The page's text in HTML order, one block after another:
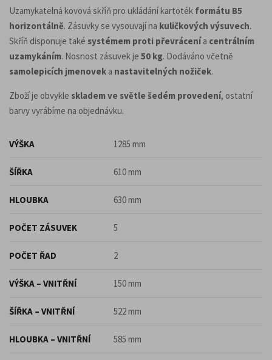
Uzamykatelná kovová skříň pro ukládání kartoték formátu B5
horizontálně. Zásuvky se vysouvají na kuličkových výsuvech.
Skříň disponuje také systémem proti převrácenía centrálním
uzamykáním. Nosnost zásuvek je 50 kg. Dodáváno včetně
samolepicích jmenovek a nastavitelných nožiček.
Zboží je obvykle skladem ve světle šedém provedení, ostatní
barvy vyrábíme na objednávku.
VÝŠKA 1285 mm
ŠÍŘKA 610 mm
HLOUBKA 630 mm
POČET ZÁSUVEK 5
POČET ŘAD 2
VÝŠKA – VNITŘNÍ 150 mm
ŠÍŘKA – VNITŘNÍ 522 mm
HLOUBKA – VNITŘNÍ 585 mm